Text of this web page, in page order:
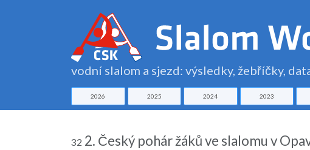
vodní slalom a sjezd: výsledky, žebříčky,
2026 2025 2024 2023
32 2. Český pohár žáků ve slalomu v